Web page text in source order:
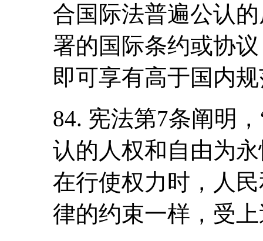
合国际法普遍公认
署的国际条约或协
即可享有高于国内
84. 宪法第7条阐明
认的人权和自由为
在行使权力时，人
律的约束一样，受